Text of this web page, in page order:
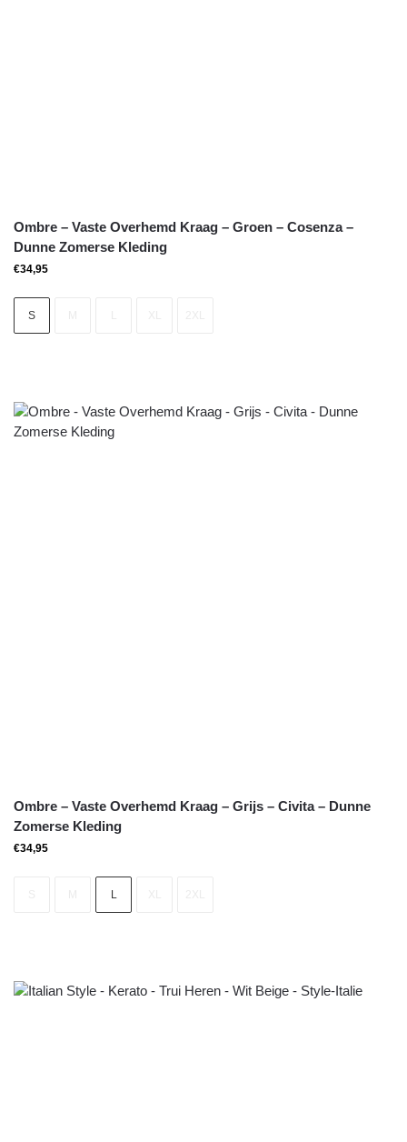
Ombre – Vaste Overhemd Kraag – Groen – Cosenza –
Dunne Zomerse Kleding
€34,95
S
Ombre – Vaste Overhemd Kraag – Grijs – Civita – Dunne
Zomerse Kleding
€34,95
L